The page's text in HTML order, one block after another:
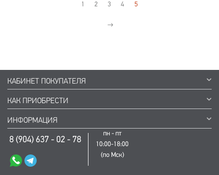
1 2 3 4 5
КАБИНЕТ ПОКУПАТЕЛЯ
КАК ПРИОБРЕСТИ
ИНФОРМАЦИЯ
8 (904) 637 - 02 - 78
пн - пт
10:00-18:00
(по Мск)